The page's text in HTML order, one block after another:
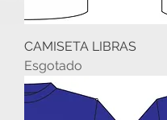
CAMISETA LIBRAS
Esgotado